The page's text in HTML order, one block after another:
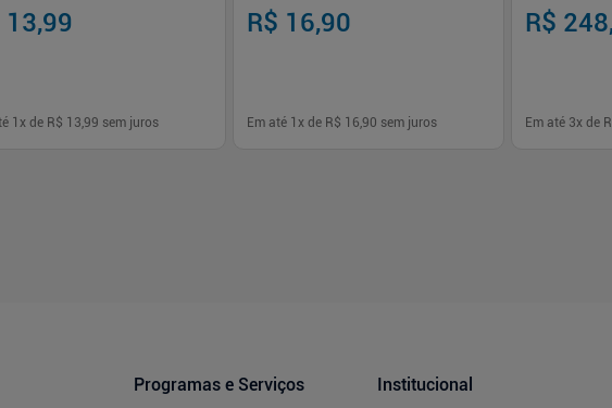
13,99
1 x de R$ 13,99 sem juros
R$ 16,90
Em até 1 x de R$ 16,90 sem juros
R$
Em até 3x de
Programas e Serviços Institucional